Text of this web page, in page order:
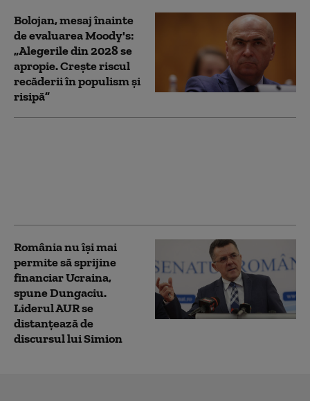
Bolojan, mesaj înainte
de evaluarea Moody's:
„Alegerile din 2028 se
apropie. Crește riscul
recăderii în populism și
risipă”
România nu își mai
permite să sprijine
financiar Ucraina,
spune Dungaciu.
Liderul AUR se
distanțează de
discursul lui Simion